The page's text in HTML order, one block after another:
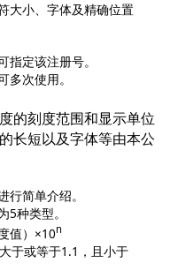
大小、字体及精确位置
定该注册号。
次使用。
的刻度范围和显示单位
长短以及字体等由本公
简单介绍。
种类型。
值）×10n
于或等于1.1，且小于